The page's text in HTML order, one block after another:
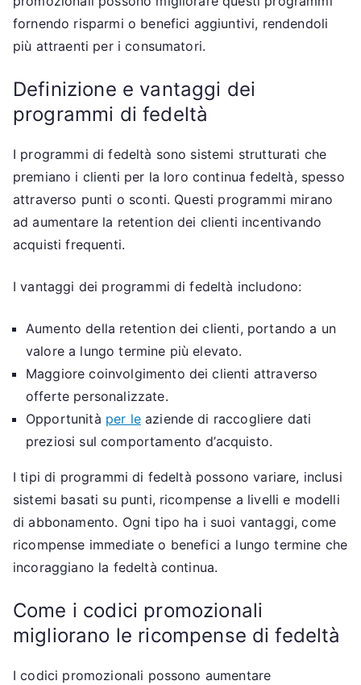
fornendo risparmi o benefici aggiuntivi, rendendoli
più attraenti per i consumatori.
Definizione e vantaggi dei
programmi di fedeltà
I programmi di fedeltà sono sistemi strutturati che
premiano i clienti per la loro continua fedeltà, spesso
attraverso punti o sconti. Questi programmi mirano
ad aumentare la retention dei clienti incentivando
acquisti frequenti.
I vantaggi dei programmi di fedeltà includono:
Aumento della retention dei clienti, portando a un
valore a lungo termine più elevato.
Maggiore coinvolgimento dei clienti attraverso
offerte personalizzate.
Opportunità per leaziende di raccogliere dati
preziosi sul comportamento d’acquisto.
I tipi di programmi di fedeltà possono variare, inclusi
sistemi basati su punti, ricompense a livelli e modelli
di abbonamento. Ogni tipo ha i suoi vantaggi, come
ricompense immediate o benefici a lungo termine che
incoraggiano la fedeltà continua.
Come i codici promozionali
migliorano le ricompense di fedeltà
I codici promozionali possono aumentare